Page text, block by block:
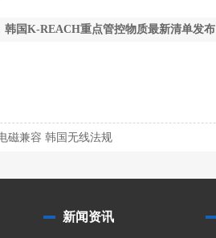
韩国K-REACH重点管控物质最新清单发布
磁兼容 韩国无线法规
新闻资讯